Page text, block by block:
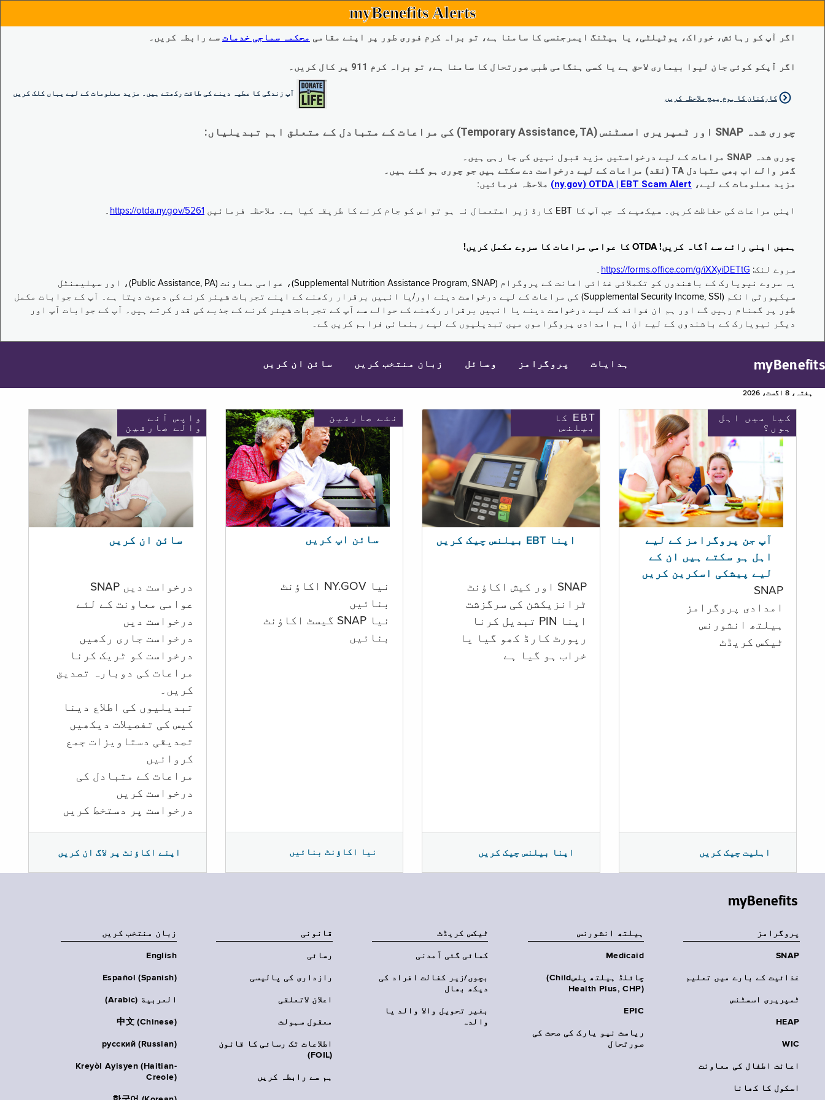
myBenefits Alerts
اگر آپ کو رہائش، خوراک، یوٹیلٹی، یا ہیٹنگ ایمرجنسی کا سامنا ہے، تو براہ کرم فوری طور پر اپنے مقامی محکمہ سماجی خدمات سے رابطہ کریں۔
اگر آپکو کوئی جان لیوا بیماری لاحق ہے یا کسی ہنگامی طبی صورتحال کا سامنا ہے، تو براہ کرم 911 پر کال کریں۔
آپ زندگی کا عطیہ دینے کی طاقت رکھتے ہیں۔ مزید معلومات کے لیے یہاں کلک کریں
کارکنان کا ہوم پیج ملاحظہ کریں
چوری شدہ SNAP اور ٹمپریری اسسٹنس (Temporary Assistance, TA) کی مراعات کے متبادل کے متعلق اہم تبدیلیاں:
چوری شدہ SNAP مراعات کے لیے درخواستیں مزید قبول نہیں کی جا رہی ہیں۔
گھر والے اب بھی متبادل TA (نقد) مراعات کے لیے درخواست دے سکتے ہیں جو چوری ہو گئے ہیں۔
مزید معلومات کے لیے، EBT Scam Alert ‏| OTDA ‏(ny.gov) ملاحظہ فرمائیں:
اپنی مراعات کی حفاظت کریں۔ سیکھیے کہ جب آپ کا EBT کارڈ زیر استعمال نہ ہو تو اس کو جام کرنے کا طریقہ کیا ہے۔ ملاحظہ فرمائیں https://otda.ny.gov/5261 ۔
ہمیں اپنی رائے سے آگاہ کریں! OTDA کا عوامی مراعات کا سروے مکمل کریں!
سروے لنک: https://forms.office.com/g/iXXyiDETtG ۔
یہ سروے نیویارک کے باشندوں کو تکملائی غذائی اعانت کے پروگرام (Supplemental Nutrition Assistance Program, SNAP)، عوامی معاونت (Public Assistance, PA)، اور سپلیمنٹل
سیکیورٹی انکم (Supplemental Security Income, SSI) کی مراعات کے لیے درخواست دینے اور/یا انہیں برقرار رکھنے کے اپنے تجربات شیئر کرنے کی دعوت دیتا ہے۔ آپ کے جوابات مکمل
طور پر گمنام رہیں گے اور ہم ان فوائد کے لیے درخواست دینے یا انہیں برقرار رکھنے کے حوالے سے آپ کے تجربات شیئر کرنے کے جذبے کی قدر کرتے ہیں۔ آپ کے جوابات آپ اور
دیگر نیویارک کے باشندوں کے لیے ان اہم امدادی پروگراموں میں تبدیلیوں کے لیے رہنمائی فراہم کریں گے۔
myBenefits ہدایات پروگرامز وسائل زبان منتخب کریں سائن ان کریں
ہفتہ، 8 اگست، 2026
واپس آنے
والے صارفین
سائن ان کریں
درخواست دیں SNAP
عوامی معاونت کے لئے
درخواست دیں
درخواست جاری رکھیں
درخواست کو ٹریک کرنا
مراعات کی دوبارہ تصدیق
کریں۔
تبدیلیوں کی اطلاع دینا
کیس کی تفصیلات دیکھیں
تصدیقی دستاویزات جمع
کروائیں
مراعات کے متبادل کی
درخواست کریں
درخواست پر دستخط کریں
اپنے اکاؤنٹ پر لاگ ان کریں
نئے صارفین
سائن اپ کریں
نیا NY.GOV اکاؤنٹ
بنائیں
نیا SNAP گیسٹ اکاؤنٹ
بنائیں
نیا اکاؤنٹ بنائیں
EBT کا
بیلنس
اپنا EBT بیلنس چیک کریں
SNAP اور کیش اکاؤنٹ
ٹرانزیکشن کی سرگزشت
اپنا PIN تبدیل کرنا
رپورٹ کارڈ کھو گیا یا
خراب ہو گيا ہے
اپنا بیلنس چیک کریں
کیا میں اہل
ہوں؟
آپ جن پروگرامز کے لیے
اہل ہو سکتے ہیں ان کے
لیے پیشکی اسکرین کریں
SNAP
امدادی پروگرامز
‏ہیلتھ انشورنس
ٹیکس کریڈٹ
اہلیت چیک کریں
myBenefits
پروگرامز
SNAP
غذائیت کے بارے میں تعلیم
ٹمپریری اسسٹنس
HEAP
WIC
اعانت اطفال کی معاونت
اسکول کا کھانا
‏ہیلتھ انشورنس
Medicaid
چائلڈ ہیلتھ پلس‎(Child
Health Plus, CHP)‎
EPIC
ریاست نیو یارک کی صحت کی
صورتحال
ٹیکس کریڈٹ
کمائی گئی آمدنی
بچوں/زیر کفالت افراد کی
دیکھ بھال
بغیر تحویل والا والد یا
والدہ
قانونی
رسائی
رازداری کی پالیسی
اعلان لاتعلقی
معقول سہولت
اطلاعات تک رسائی کا قانون
(FOIL)
ہم سے رابطہ کریں
زبان منتخب کریں
English
Español (Spanish)
العربية (Arabic)
中文 (Chinese)
русский (Russian)
Kreyòl Ayisyen (Haitian-
Creole)